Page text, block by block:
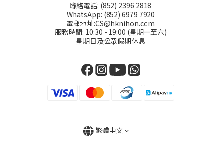
聯絡電話: (852) 2396 2818
WhatsApp: (852) 6979 7920
電郵地址:CS@hknihon.com
服務時間: 10:30 - 19:00 (星期一至六)
星期日及公眾假期休息
繁體中文